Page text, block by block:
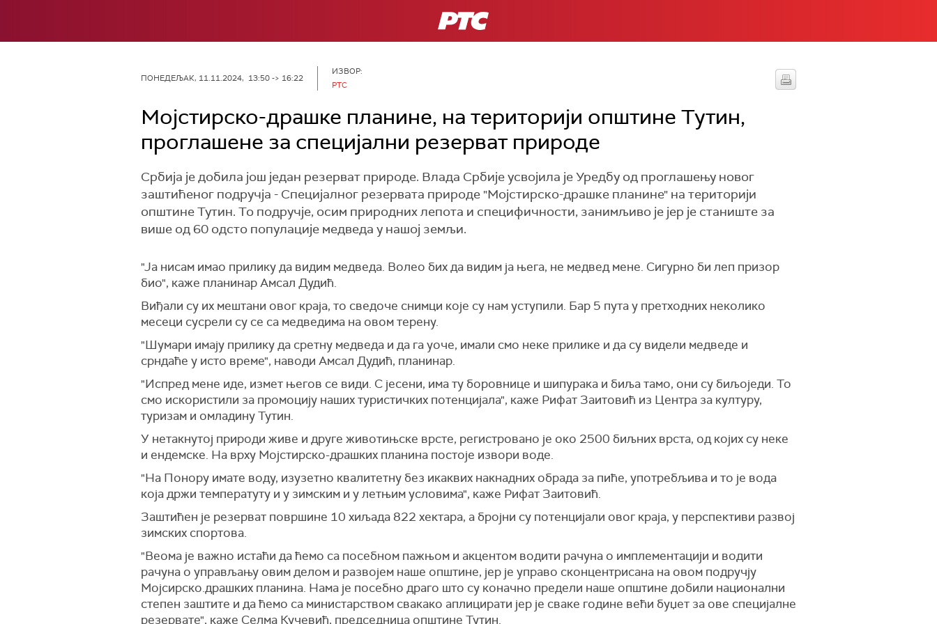
РТС
ПОНЕДЕЉАК, 11.11.2024, 13:50 -> 16:22
ИЗВОР:
РТС
Мојстирско-драшке планине, на територији општине Тутин,
проглашене за специјални резерват природе
Србија је добила још један резерват природе. Влада Србије усвојила је Уредбу од проглашењу новог
заштићеног подручја - Специјалног резервата природе "Мојстирско-драшке планине" на територији
општине Тутин. То подручје, осим природних лепота и специфичности, занимљиво је јер је станиште за
више од 60 одсто популације медведа у нашој земљи.
"Ја нисам имао прилику да видим медведа. Волео бих да видим ја њега, не медвед мене. Сигурно би леп призор
био", каже планинар Амсал Дудић.
Виђали су их мештани овог краја, то сведоче снимци које су нам уступили. Бар 5 пута у претходних неколико
месеци сусрели су се са медведима на овом терену.
"Шумари имају прилику да сретну медведа и да га уоче, имали смо неке прилике и да су видели медведе и
срндаће у исто време", наводи Амсал Дудић, планинар.
"Испред мене иде, измет његов се види. С јесени, има ту боровнице и шипурака и биља тамо, они су биљоједи. То
смо искористили за промоцију наших туристичких потенцијала", каже Рифат Заитовић из Центра за културу,
туризам и омладину Тутин.
У нетакнутој природи живе и друге животињске врсте, регистровано је око 2500 биљних врста, од којих су неке
и ендемске. На врху Мојстирско-драшких планина постоје извори воде.
"На Понору имате воду, изузетно квалитетну без икаквих накнадних обрада за пиће, употребљива и то је вода
која држи температуту и у зимским и у летњим условима", каже Рифат Заитовић.
Заштићен је резерват површине 10 хиљада 822 хектара, а бројни су потенцијали овог краја, у перспективи развој
зимских спортова.
"Веома је важно истаћи да ћемо са посебном пажњом и акцентом водити рачуна о имплементацији и водити
рачуна о управљању овим делом и развојем наше општине, јер је управо сконцентрисана на овом подручју
Мојсирско.драшких планина. Нама је посебно драго што су коначно предели наше општине добили национални
степен заштите и да ћемо са министарством свакако аплицирати јер је сваке године већи буџет за ове специјалне
резервате", каже Селма Кучевић, председница општине Тутин.